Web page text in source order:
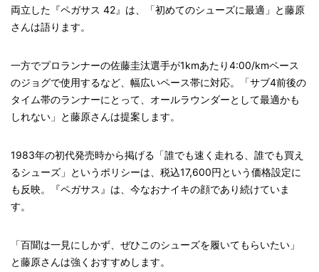
両立した『ペガサス 42』は、「初めてのシューズに最適」と藤原
さんは語ります。
一方でプロランナーの佐藤圭汰選手が1kmあたり4:00/kmペース
のジョグで使用するなど、幅広いペース帯に対応。「サブ4前後の
タイム帯のランナーにとって、オールラウンダーとして最適かも
しれない」と藤原さんは提案します。
1983年の初代発売時から掲げる「誰でも速く走れる、誰でも買え
るシューズ」というポリシーは、税込17,600円という価格設定に
も反映。『ペガサス』は、今なおナイキの顔であり続けていま
す。
「百聞は一見にしかず、ぜひこのシューズを履いてもらいたい」
と藤原さんは強くおすすめします。